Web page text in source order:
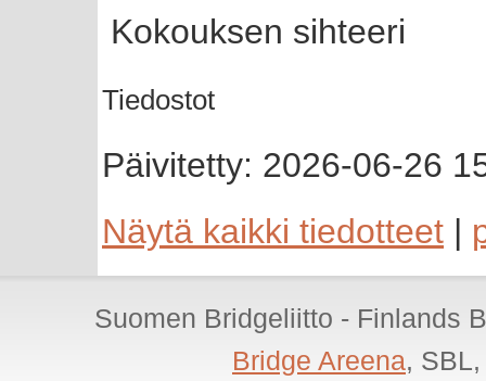
Kokouksen sihteeri
Tiedostot
Päivitetty: 2026-06-26
Näytä kaikki tiedotteet |
Suomen Bridgeliitto - Finlands
Bridge Areena,